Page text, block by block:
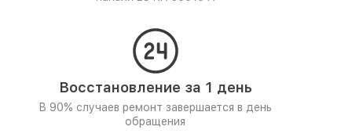
Восстановление за 1 день
В 90% случаев ремонт завершается в день
обращения